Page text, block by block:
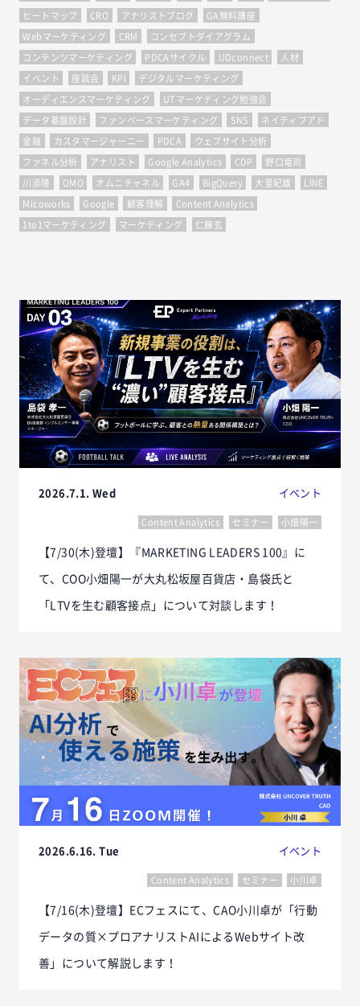
ヒートマップ CRO アナリストブログ GA無料講座
Webマーケティング CRM コンセプトダイアグラム
コンテンツマーケティング PDCAサイクル UDconnect 人材
イベント 座談会 KPI デジタルマーケティング
オーディエンスマーケティング UTマーケティング勉強会
データ基盤設計 ファンベースマーケティング SNS ネイティブアド
金融 カスタマージャーニー PDCA ウェブサイト分析
ファネル分析 アナリスト Google Analytics CDP 野口竜司
川添隆 OMO オムニチャネル GA4 BigQuery 大里紀雄 LINE
Micoworks Google 顧客理解 Content Analytics
1to1マーケティング マーケティング 仁藤玄
2026.7.1. Wed イベント
Content Analytics セミナー 小畑陽一
【7/30(木)登壇】『MARKETING LEADERS 100』に
て、COO小畑陽一が大丸松坂屋百貨店・島袋氏と
「LTVを生む顧客接点」について対談します！
2026.6.16. Tue イベント
Content Analytics セミナー 小川卓
【7/16(木)登壇】ECフェスにて、CAO小川卓が「行動
データの質×プロアナリストAIによるWebサイト改
善」について解説します！